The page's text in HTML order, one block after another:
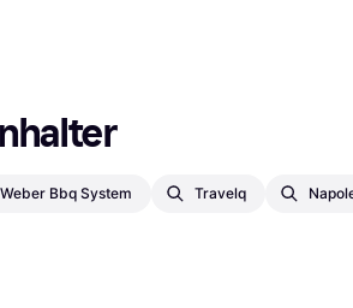
Weber Bbq System Travelq